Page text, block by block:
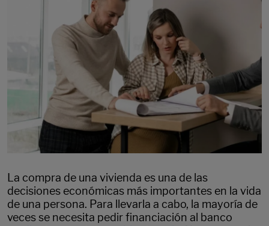
La compra de una vivienda es una de las
decisiones económicas más importantes en la vida
de una persona. Para llevarla a cabo, la mayoría de
veces se necesita pedir financiación al banco